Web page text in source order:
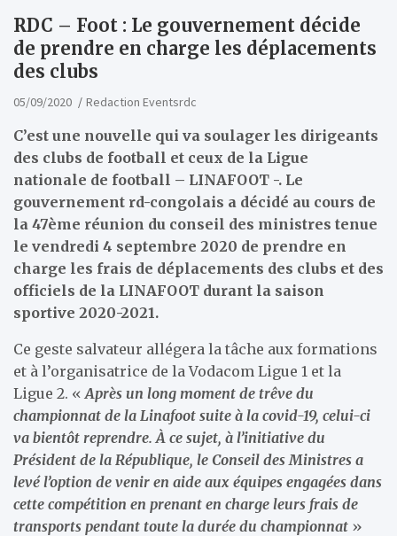
RDC – Foot : Le gouvernement décide
de prendre en charge les déplacements
des clubs
05/09/2020 Redaction Eventsrdc
C’est une nouvelle qui va soulager les dirigeants
des clubs de football et ceux de la Ligue
nationale de football – LINAFOOT -. Le
gouvernement rd-congolais a décidé au cours de
la 47ème réunion du conseil des ministres tenue
le vendredi 4 septembre 2020 de prendre en
charge les frais de déplacements des clubs et des
officiels de la LINAFOOT durant la saison
sportive 2020-2021.
Ce geste salvateur allégera la tâche aux formations
et à l’organisatrice de la Vodacom Ligue 1 et la
Ligue 2. « Après un long moment de trêve du
championnat de la Linafoot suite à la covid-19, celui-ci
va bientôt reprendre. À ce sujet, à l’initiative du
Président de la République, le Conseil des Ministres a
levé l’option de venir en aide aux équipes engagées dans
cette compétition en prenant en charge leurs frais de
transports pendant toute la durée du championnat »